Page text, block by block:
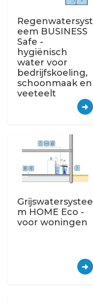
Regenwatersyst
eem BUSINESS
Safe -
hygiënisch
water voor
bedrijfskoeling,
schoonmaak en
veeteelt
Grijswatersystee
m HOME Eco -
voor woningen